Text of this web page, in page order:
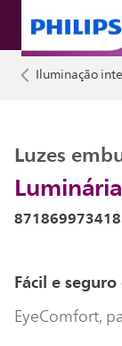
Iluminação
Luminária
Luzes
Fácil e
EyeComfort,